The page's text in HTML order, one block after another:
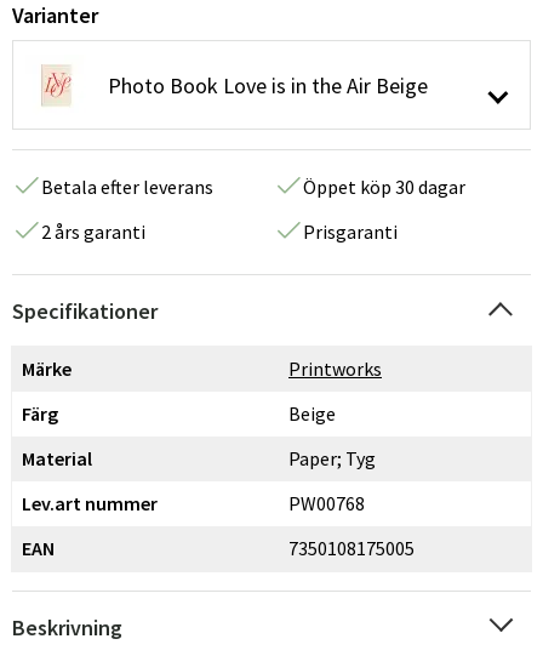
Varianter
Photo Book Love is in the Air Beige
Betala efter leverans
Öppet köp 30 dagar
2 års garanti
Prisgaranti
Specifikationer
Märke
Printworks
Färg
Beige
Material
Paper; Tyg
Lev.art nummer
PW00768
EAN
7350108175005
Beskrivning